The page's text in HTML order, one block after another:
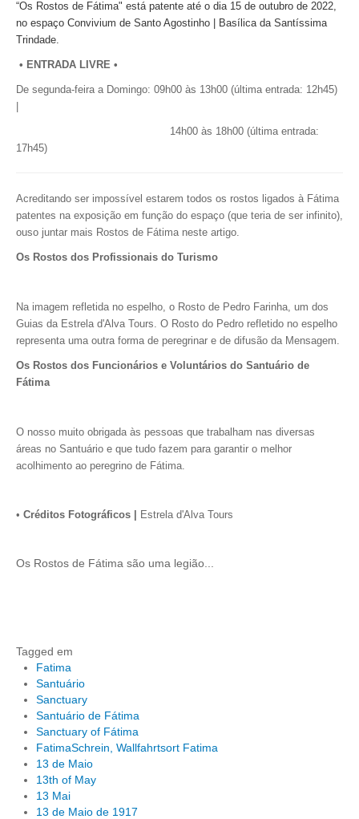
“Os Rostos de Fátima" está patente até o dia 15 de outubro de 2022,
no espaço Convivium de Santo Agostinho | Basílica da Santíssima
Trindade.
• ENTRADA LIVRE •
De segunda-feira a Domingo: 09h00 às 13h00 (última entrada: 12h45)
14h00 às 18h00 (última entrada:
17h45)
Acreditando ser impossível estarem todos os rostos ligados à Fátima
patentes na exposição em função do espaço (que teria de ser infinito),
ouso juntar mais Rostos de Fátima neste artigo.
Os Rostos dos Profissionais do Turismo
Na imagem refletida no espelho, o Rosto de Pedro Farinha, um dos
Guias da Estrela d'Alva Tours. O Rosto do Pedro refletido no espelho
representa uma outra forma de peregrinar e de difusão da Mensagem.
Os Rostos dos Funcionários e Voluntários do Santuário de
Fátima
O nosso muito obrigada às pessoas que trabalham nas diversas
áreas no Santuário e que tudo fazem para garantir o melhor
acolhimento ao peregrino de Fátima.
• Créditos Fotográficos | Estrela d'Alva Tours
Os Rostos de Fátima são uma legião...
Tagged em
Fatima
Santuário
Sanctuary
Santuário de Fátima
Sanctuary of Fátima
FatimaSchrein, Wallfahrtsort Fatima
13 de Maio
13th of May
13 Mai
13 de Maio de 1917